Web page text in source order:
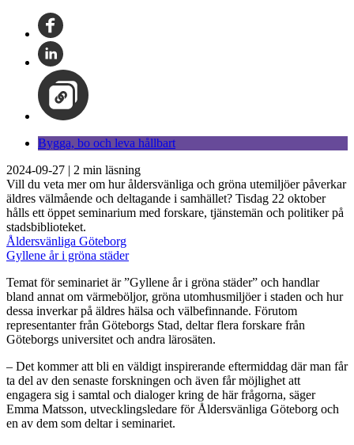
Bygga, bo och leva hållbart
2024-09-27 | 2 min läsning
Vill du veta mer om hur åldersvänliga och gröna utemiljöer påverkar
äldres välmående och deltagande i samhället? Tisdag 22 oktober
hålls ett öppet seminarium med forskare, tjänstemän och politiker på
stadsbiblioteket.
Åldersvänliga Göteborg
Gyllene år i gröna städer
Temat för seminariet är ”Gyllene år i gröna städer” och handlar
bland annat om värmeböljor, gröna utomhusmiljöer i staden och hur
dessa inverkar på äldres hälsa och välbefinnande. Förutom
representanter från Göteborgs Stad, deltar flera forskare från
Göteborgs universitet och andra lärosäten.
– Det kommer att bli en väldigt inspirerande eftermiddag där man får
ta del av den senaste forskningen och även får möjlighet att
engagera sig i samtal och dialoger kring de här frågorna, säger
Emma Matsson, utvecklingsledare för Åldersvänliga Göteborg och
en av dem som deltar i seminariet.